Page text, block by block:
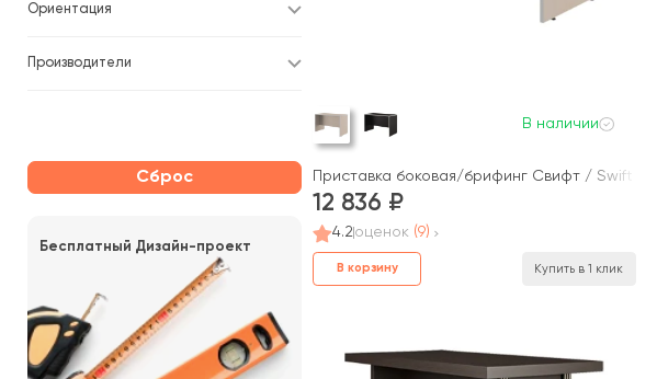
Ориентация
Производители
Сброс
Бесплатный Дизайн-проект
В наличии
Приставка боковая/брифинг Свифт / Swift
12 836
4.2оценок (9)
В корзину Купить в 1 клик